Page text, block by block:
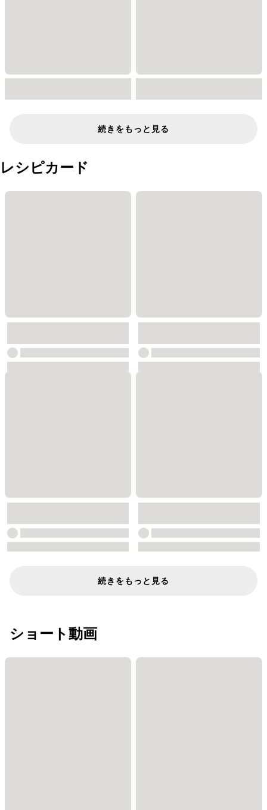
続きをもっと見る
レシピカード
続きをもっと見る
ショート動画